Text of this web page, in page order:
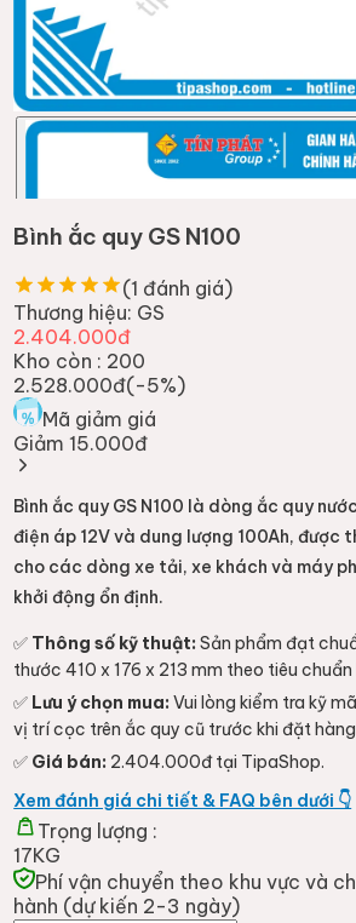
Bình ắc quy GS N100
(1 đánh giá)
Thương hiệu: GS
2.404.000đ
Kho còn : 200
2.528.000đ(-5%)
Mã giảm giá
Giảm 15.000đ
Bình ắc quy GS N100 là dòng ắc quy
điện áp 12V và dung lượng 100Ah, được
cho các dòng xe tải, xe khách và máy
khởi động ổn định.
✅ Thông số kỹ thuật: Sản phẩm đạt
thước 410 x 176 x 213 mm theo tiêu
✅ Lưu ý chọn mua: Vui lòng kiểm tra kỹ
vị trí cọc trên ắc quy cũ trước khi đặt
✅ Giá bán: 2.404.000đ tại TipaShop.
Xem đánh giá chi tiết & FAQ bên dưới 👇
Trọng lượng :
17KG
Phí vận chuyển theo khu vực và
hành (dự kiến 2-3 ngày)